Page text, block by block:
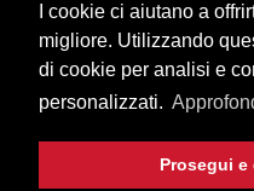
I cookie ci aiutano a
migliore. Utilizzando
di cookie per analisi e
personalizzati.
Prosegui e
Privacy policy Cookie
© 2026 Triumph Motorcycles
Triumph Motorcycles Srl - Via
Iscrizione al Registro delle